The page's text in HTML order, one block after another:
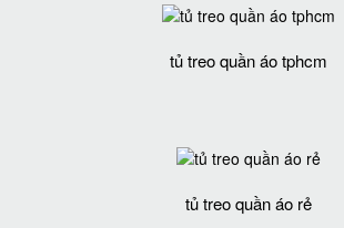
tủ treo quần áo tphcm
tủ treo quần áo rẻ